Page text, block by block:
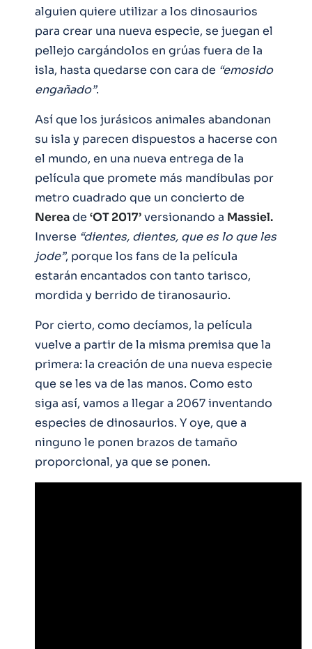
alguien quiere utilizar a los dinosaurios
para crear una nueva especie, se juegan el
pellejo cargándolos en grúas fuera de la
isla, hasta quedarse con cara de “emosido
engañado”.
Así que los jurásicos animales abandonan
su isla y parecen dispuestos a hacerse con
el mundo, en una nueva entrega de la
película que promete más mandíbulas por
metro cuadrado que un concierto de
Nereade ‘OT 2017’versionando a Massiel.
Inverse “dientes, dientes, que es lo que les
jode”, porque los fans de la película
estarán encantados con tanto tarisco,
mordida y berrido de tiranosaurio.
Por cierto, como decíamos, la película
vuelve a partir de la misma premisa que la
primera: la creación de una nueva especie
que se les va de las manos. Como esto
siga así, vamos a llegar a 2067 inventando
especies de dinosaurios. Y oye, que a
ninguno le ponen brazos de tamaño
proporcional, ya que se ponen.